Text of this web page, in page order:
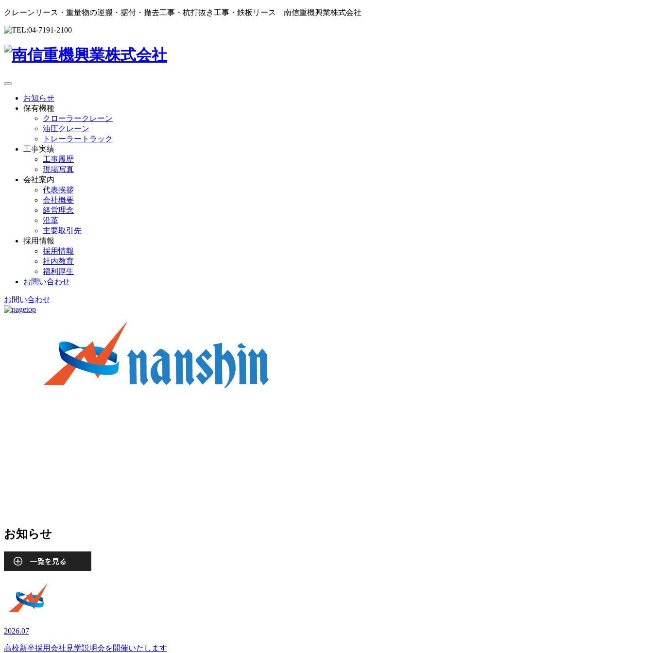
クレーンリース・重量物の運搬・据付・撤去工事・杭打抜き工事・鉄板リース 南信重機興業株式会社
お知らせ
保有機種
クローラークレーン
油圧クレーン
トレーラートラック
工事実績
工事履歴
現場写真
会社案内
代表挨拶
会社概要
経営理念
沿革
主要取引先
採用情報
採用情報
社内教育
福利厚生
お問い合わせ
お問い合わせ
お知らせ
2026.07
高校新卒採用会社見学説明会を開催いたします